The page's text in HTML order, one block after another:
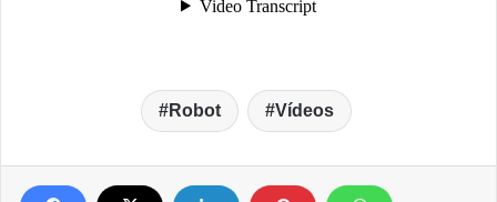
Robot Vídeos